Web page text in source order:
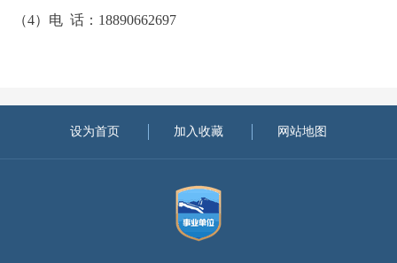
（4）电 话：18890662697
设为首页 加入收藏 网站地图